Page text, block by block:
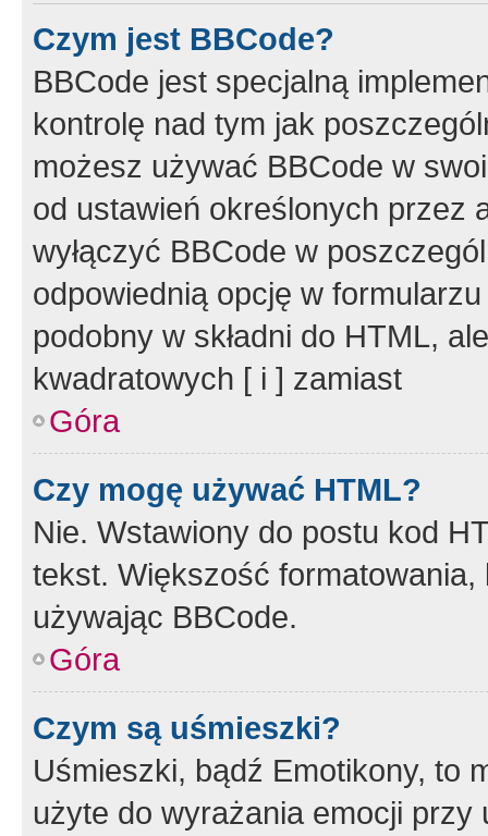
Czym jest BBCode?
BBCode jest specjalną
kontrolę nad tym jak
możesz używać BBCode w
od ustawień określonych przez
wyłączyć BBCode w
odpowiednią opcję w
podobny w składni do HTML,
kwadratowych [ i ] zamiast
Góra
Czy mogę używać HTML?
Nie. Wstawiony do postu kod
tekst. Większość
używając BBCode.
Góra
Czym są uśmieszki?
Uśmieszki, bądź Emotikony, to
użyte do wyrażania emocji